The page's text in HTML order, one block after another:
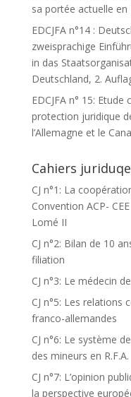
sa portée actuelle
EDCJFA n°14 :
zweisprachige
in das
Deutschland, 2.
EDCJFA n° 15:
protection juridique
l’Allemagne et le
Cahiers
CJ n°1: La
Convention ACP-
Lomé II
CJ n°2: Bilan de 10
filiation
CJ n°3: Le médecin
CJ n°5: Les relations
franco-allemandes
CJ n°6: Le système
des mineurs en R.F.A.
CJ n°7: L’opinion
la perspective